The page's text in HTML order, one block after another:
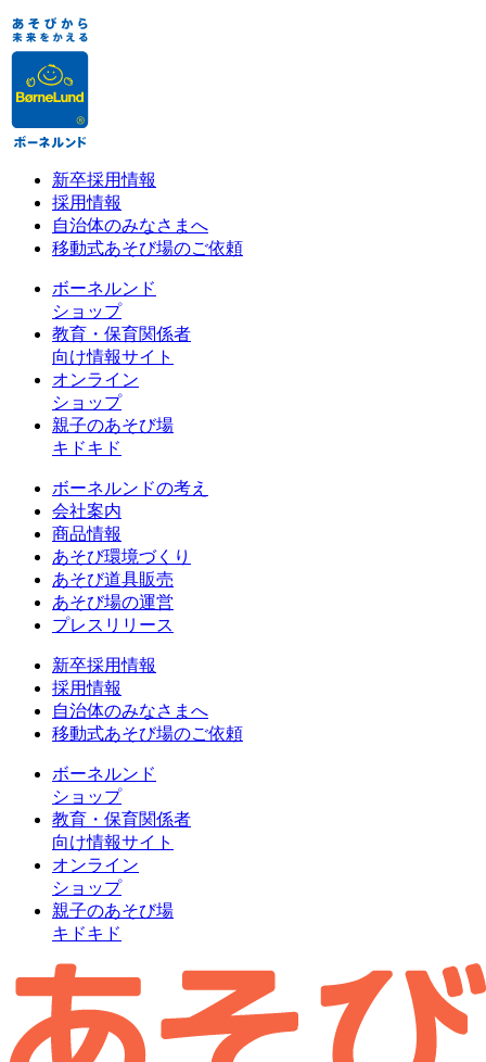
新卒採用情報
採用情報
自治体のみなさまへ
移動式あそび場のご依頼
ボーネルンド
ショップ
教育・保育関係者
向け情報サイト
オンライン
ショップ
親子のあそび場
キドキド
ボーネルンドの考え
会社案内
商品情報
あそび環境づくり
あそび道具販売
あそび場の運営
プレスリリース
新卒採用情報
採用情報
自治体のみなさまへ
移動式あそび場のご依頼
ボーネルンド
ショップ
教育・保育関係者
向け情報サイト
オンライン
ショップ
親子のあそび場
キドキド